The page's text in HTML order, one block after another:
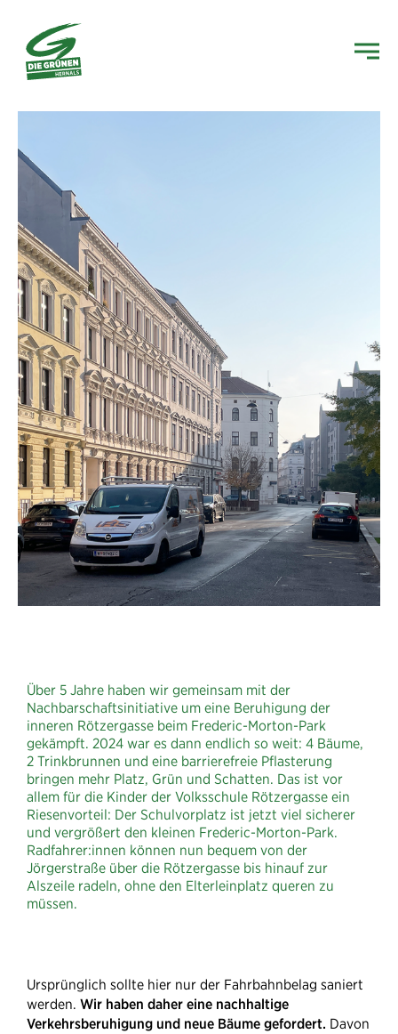
Grüner
Erfolg:
Wohnstraße
Rötzergasse
Über 5 Jahre haben wir gemeinsam mit der
Nachbarschaftsinitiative um eine Beruhigung der
inneren Rötzergasse beim Frederic-Morton-Park
gekämpft. 2024 war es dann endlich so weit: 4 Bäume,
2 Trinkbrunnen und eine barrierefreie Pflasterung
bringen mehr Platz, Grün und Schatten. Das ist vor
allem für die Kinder der Volksschule Rötzergasse ein
Riesenvorteil: Der Schulvorplatz ist jetzt viel sicherer
und vergrößert den kleinen Frederic-Morton-Park.
Radfahrer:innen können nun bequem von der
Jörgerstraße über die Rötzergasse bis hinauf zur
Alszeile radeln, ohne den Elterleinplatz queren zu
müssen.
Ursprünglich sollte hier nur der Fahrbahnbelag saniert
werden. Wir haben daher eine nachhaltige
Verkehrsberuhigung und neue Bäume gefordert. Davon